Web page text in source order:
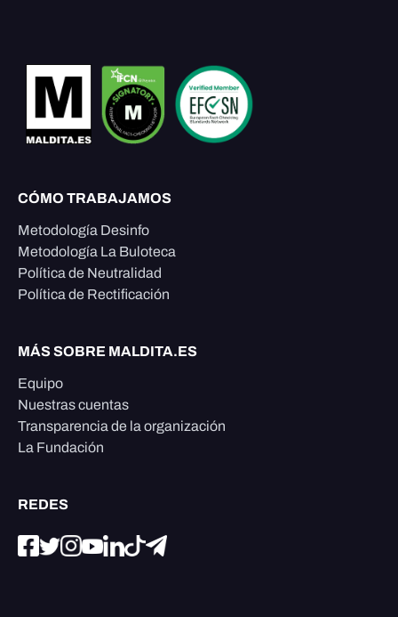
CÓMO TRABAJAMOS
Metodología Desinfo
Metodología La Buloteca
Política de Neutralidad
Política de Rectificación
MÁS SOBRE MALDITA.ES
Equipo
Nuestras cuentas
Transparencia de la organización
La Fundación
REDES